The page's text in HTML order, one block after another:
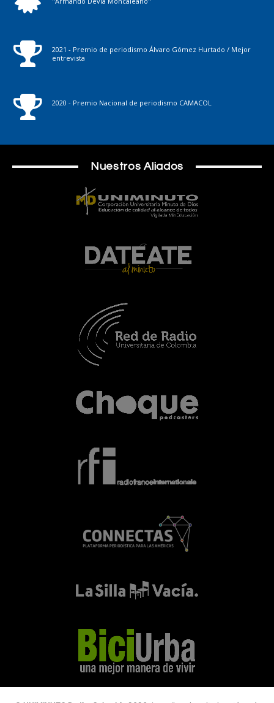
2021 - Premio de periodismo Álvaro Gómez Hurtado / Mejor
entrevista
2020 - Premio Nacional de periodismo CAMACOL
Nuestros Aliados